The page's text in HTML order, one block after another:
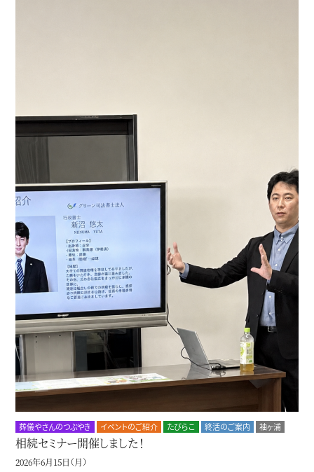
葬儀やさんのつぶやき イベントのご紹介 たびらこ 終活のご案内 袖ヶ浦
相続セミナー開催しました！
2026年6月15日（月）